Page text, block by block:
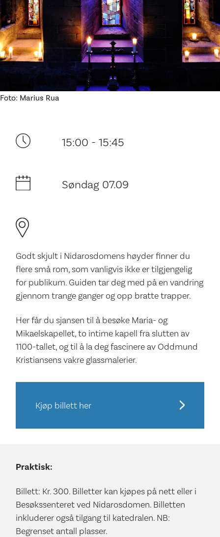
Ditt besøk
Foto: Marius Rua
15:00 - 15:45
Søndag 07.09
Godt skjult i Nidarosdomens høyder finner du
flere små rom, som vanligvis ikke er tilgjengelig
for publikum. Guiden tar deg med på en vandring
gjennom trange ganger og opp bratte trapper.
Her får du sjansen til å besøke Maria- og
Mikaelskapellet, to intime kapell fra slutten av
1100-tallet, og til å la deg fascinere av Oddmund
Kristiansens vakre glassmalerier.
Kjøp billett her
Praktisk:
Billett: Kr. 300. Billetter kan kjøpes på nett eller i
Besøkssenteret ved Nidarosdomen. Billetten
inkluderer også tilgang til katedralen. NB:
Begrenset antall plasser.